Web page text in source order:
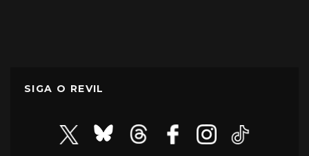
SIGA O REVIL